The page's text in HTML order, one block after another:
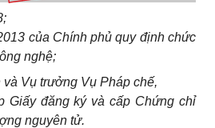
của Chính phủ quy định chức
nghệ;
Vụ trưởng Vụ Pháp chế,
Giấy đăng ký và cấp Chứng chỉ
nguyên tử.